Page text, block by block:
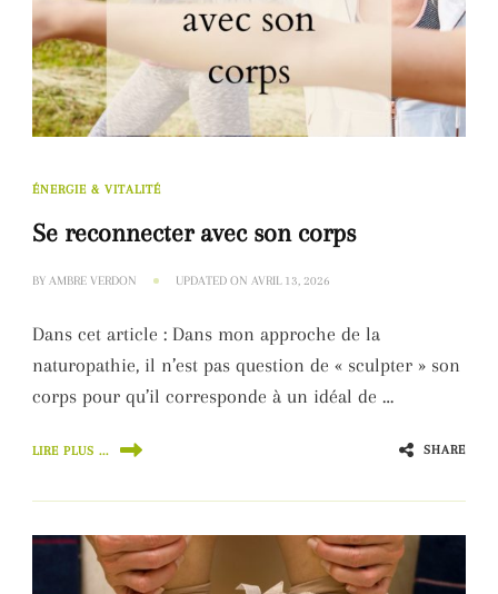
ÉNERGIE & VITALITÉ
Se reconnecter avec son corps
BY AMBRE VERDON UPDATED ON AVRIL 13, 2026
Dans cet article : Dans mon approche de la
naturopathie, il n’est pas question de « sculpter » son
corps pour qu’il corresponde à un idéal de …
LIRE PLUS ... SHARE